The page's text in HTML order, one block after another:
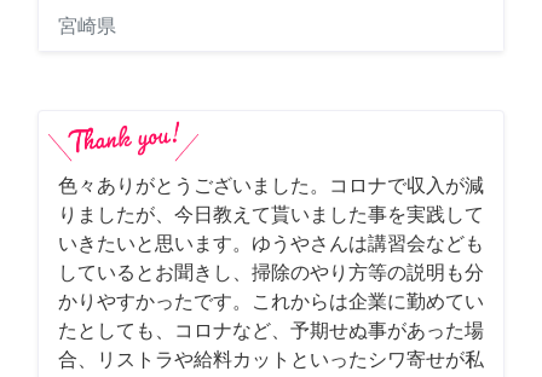
宮崎県
色々ありがとうございました。コロナで収入が減
りましたが、今日教えて貰いました事を実践して
いきたいと思います。ゆうやさんは講習会なども
しているとお聞きし、掃除のやり方等の説明も分
かりやすかったです。これからは企業に勤めてい
たとしても、コロナなど、予期せぬ事があった場
合、リストラや給料カットといったシワ寄せが私